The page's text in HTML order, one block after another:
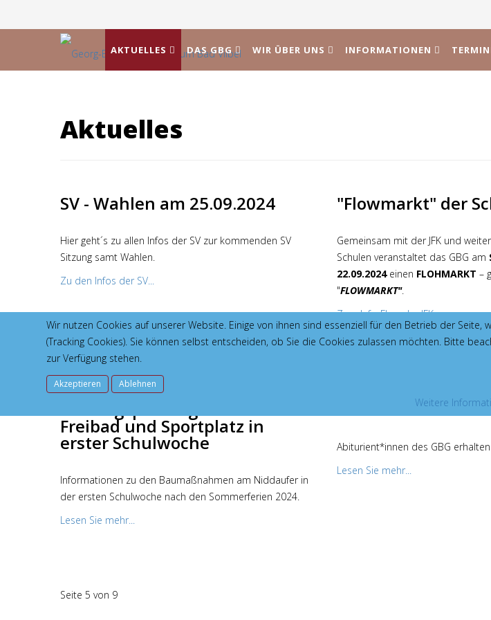
AKTUELLES DAS GBG WIR ÜBER UNS INFORMATIONEN
Aktuelles
SV - Wahlen am 25.09.2024
Hier geht´s zu allen Infos der SV zur kommenden SV
Sitzung samt Wahlen.
Zu den Infos der SV...
"Flowmarkt" der
Gemeinsam mit der JFK und
Schulen veranstaltet das GBG am
22.09.2024einen FLOHMARKT –
"FLOWMARKT".
Zum Info-Flyer der JFK...
Freibad und Sportplatz in
erster Schulwoche
Informationen zu den Baumaßnahmen am Niddaufer in
der ersten Schulwoche nach den Sommerferien 2024.
Lesen Sie mehr...
Zwölfmal mit der
Abiturient*innen des GBG
Lesen Sie mehr...
Seite 5 von 9
Wir nutzen Cookies auf unserer Website. Einige von ihnen sind essenziell für den Betrieb der
(Tracking Cookies). Sie können selbst entscheiden, ob Sie die Cookies zulassen möchten. Bitte
zur Verfügung stehen.
Akzeptieren Ablehnen
Weitere